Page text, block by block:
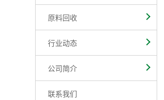
原料回收
行业动态
公司简介
联系我们